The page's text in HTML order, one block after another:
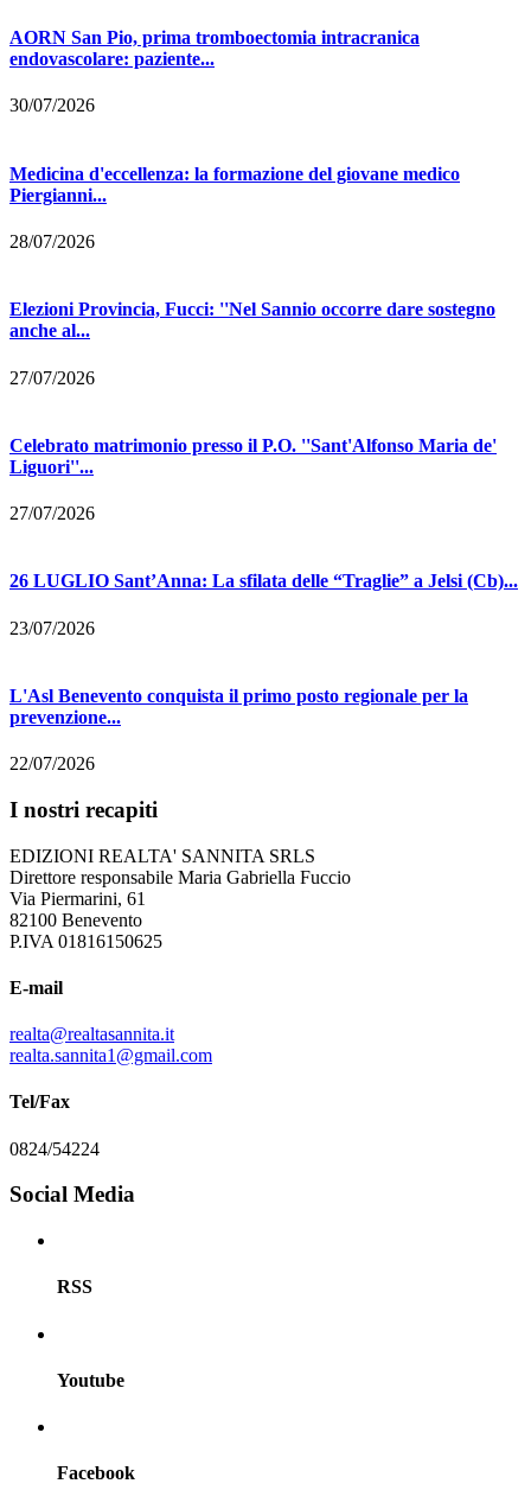
AORN San Pio, prima tromboectomia intracranica
endovascolare: paziente...
30/07/2026
Medicina d'eccellenza: la formazione del giovane medico
Piergianni...
28/07/2026
Elezioni Provincia, Fucci: ''Nel Sannio occorre dare sostegno
anche al...
27/07/2026
Celebrato matrimonio presso il P.O. ''Sant'Alfonso Maria de'
Liguori''...
27/07/2026
26 LUGLIO Sant’Anna: La sfilata delle “Traglie” a Jelsi (Cb)...
23/07/2026
L'Asl Benevento conquista il primo posto regionale per la
prevenzione...
22/07/2026
I nostri recapiti
EDIZIONI REALTA' SANNITA SRLS
Direttore responsabile Maria Gabriella Fuccio
Via Piermarini, 61
82100 Benevento
P.IVA 01816150625
E-mail
realta@realtasannita.it
realta.sannita1@gmail.com
Tel/Fax
0824/54224
Social Media
RSS
Youtube
Facebook